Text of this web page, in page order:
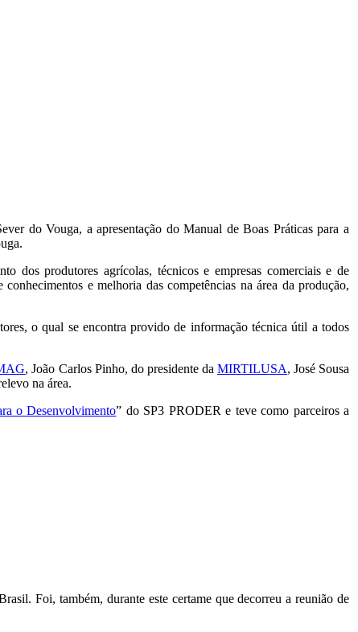
do Vouga, a apresentação do Manual de Boas Práticas para a
dos produtores agrícolas, técnicos e empresas comerciais e de
e melhoria das competências na área da produção,
o qual se encontra provido de informação técnica útil a todos
, João Carlos Pinho, do presidente da MIRTILUSA, José Sousa
na área.
o Desenvolvimento” do SP3 PRODER e teve como parceiros a
Foi, também, durante este certame que decorreu a reunião de